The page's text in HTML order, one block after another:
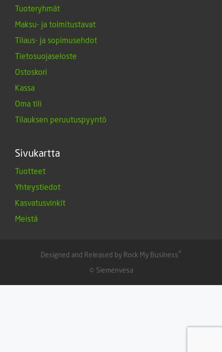
Tuoteryhmät
Maksu- ja toimitustavat
Tilaus- ja sopimusehdot
Tietosuojaseloste
Ostoskori
Kassa
Oma tili
Tilauksen peruutuspyyntö
Sivukartta
Tuotteet
Yhteystiedot
Kasvatusvinkit
Meistä
Designed and Released by Rock My Business®
© Siemenvesa